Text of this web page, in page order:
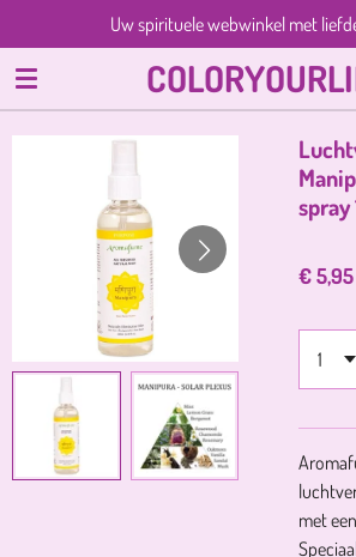
direct
naar
de
hoofdinhoud
Uw spirituele webwinkel met
spray
€ 5,95
met